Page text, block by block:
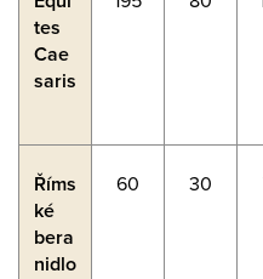
tes
Cae
saris
Říms
ké
bera
nidlo
60 30